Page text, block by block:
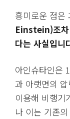
흥미로운 점은
Einstein)조차
다는 사실입니
아인슈타인은
과 아랫면의
이용해 비행기
나 이는 기존